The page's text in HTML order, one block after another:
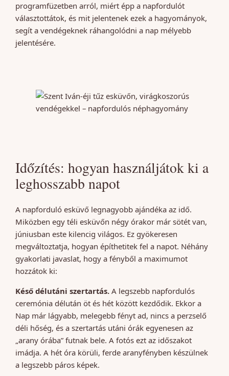
programfüzetben arról, miért épp a napfordulót
választottátok, és mit jelentenek ezek a hagyományok,
segít a vendégeknek ráhangolódni a nap mélyebb
jelentésére.
Időzítés: hogyan használjátok ki a
leghosszabb napot
A napforduló esküvő legnagyobb ajándéka az idő.
Miközben egy téli esküvőn négy órakor már sötét van,
júniusban este kilencig világos. Ez gyökeresen
megváltoztatja, hogyan építhetitek fel a napot. Néhány
gyakorlati javaslat, hogy a fényből a maximumot
hozzátok ki:
Késő délutáni szertartás. A legszebb napfordulós
ceremónia délután öt és hét között kezdődik. Ekkor a
Nap már lágyabb, melegebb fényt ad, nincs a perzselő
déli hőség, és a szertartás utáni órák egyenesen az
„arany órába” futnak bele. A fotós ezt az időszakot
imádja. A hét óra körüli, ferde aranyfényben készülnek
a legszebb páros képek.